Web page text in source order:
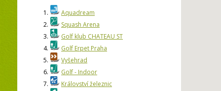
1.
Aquadream
2.
Squash Arena
3.
Golf klub CHATEAU ST
4.
Golf Erpet Praha
5.
Vyšehrad
6.
Golf - Indoor
7.
Království železnic